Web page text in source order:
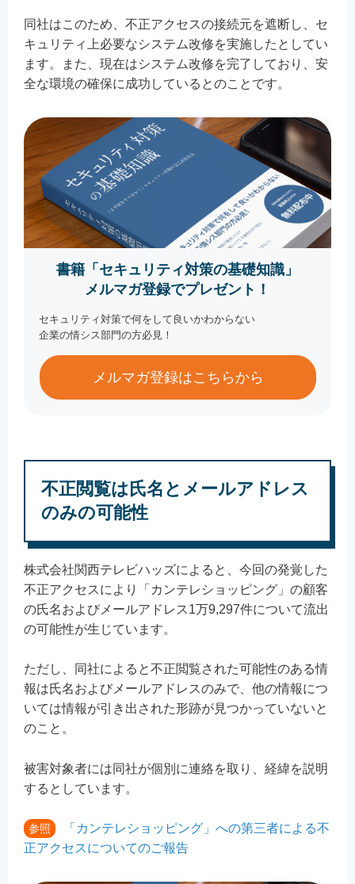
同社はこのため、不正アクセスの接続元を遮断し、セ
キュリティ上必要なシステム改修を実施したとしてい
ます。また、現在はシステム改修を完了しており、安
全な環境の確保に成功しているとのことです。
書籍「セキュリティ対策の基礎知識」
メルマガ登録でプレゼント！
セキュリティ対策で何をして良いかわからない
企業の情シス部門の方必見！
メルマガ登録はこちらから
不正閲覧は氏名とメールアドレス
のみの可能性
株式会社関西テレビハッズによると、今回の発覚した
不正アクセスにより「カンテレショッピング」の顧客
の氏名およびメールアドレス1万9,297件について流出
の可能性が生じています。
ただし、同社によると不正閲覧された可能性のある情
報は氏名およびメールアドレスのみで、他の情報につ
いては情報が引き出された形跡が見つかっていないと
のこと。
被害対象者には同社が個別に連絡を取り、経緯を説明
するとしています。
参照
「カンテレショッピング」への第三者による不
正アクセスについてのご報告